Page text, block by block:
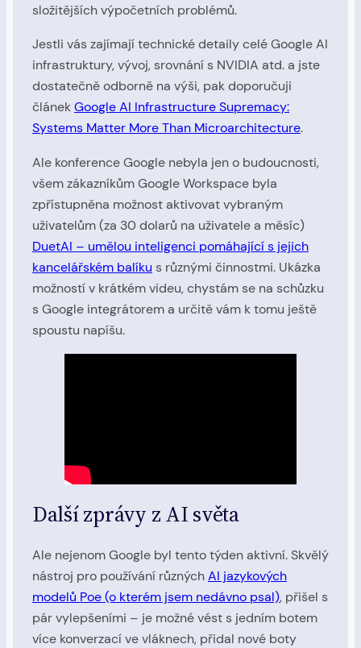
složitějších výpočetních problémů.
Jestli vás zajímají technické detaily celé Google AI
infrastruktury, vývoj, srovnání s NVIDIA atd. a jste
dostatečně odborně na výši, pak doporučuji
článekGoogle AI Infrastructure Supremacy:
Systems Matter More Than Microarchitecture.
Ale konference Google nebyla jen o budoucnosti,
všem zákazníkům Google Workspace byla
zpřístupněna možnost aktivovat vybraným
uživatelům (za 30 dolarů na uživatele a měsíc)
DuetAI – umělou inteligenci pomáhající s jejich
kancelářském balíku s různými činnostmi. Ukázka
možností v krátkém videu, chystám se na schůzku
s Google integrátorem a určitě vám k tomu ještě
spoustu napíšu.
Další zprávy z AI světa
Ale nejenom Google byl tento týden aktivní. Skvělý
nástroj pro používání různýchAI jazykových
modelů Poe (o kterém jsem nedávno psal), přišel s
pár vylepšeními – je možné vést s jedním botem
více konverzací ve vláknech, přidal nové boty